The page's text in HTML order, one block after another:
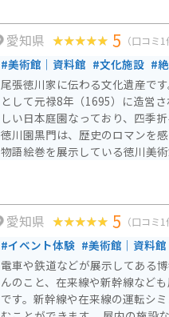
の命日を記念する祭りで、かつ
列が行われていました。現在で
け、学業成就、勝負運、金運、
くの参拝者が訪れます。御朱印
月16日/17日、11月8日にのみ頒
らしてくれると言われています
線丸の内駅から徒歩5分の場所に
愛知県 5 （口コミ1
#美術館｜資料館 #文化施設 #
尾張徳川家に伝わる文化遺産で
として元禄8年（1695）に造営
しい日本庭園なっており、四季
徳川園黒門は、歴史のロマンを
物語絵巻を展示している徳川美術
愛知県 5 （口コミ1
#イベント体験 #美術館｜資料館
電車や鉄道などが展示してある
んのこと、在来線や新幹線など
です。新幹線や在来線の運転シ